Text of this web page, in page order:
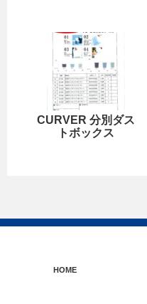
CURVER 分別ダス
トボックス
HOME